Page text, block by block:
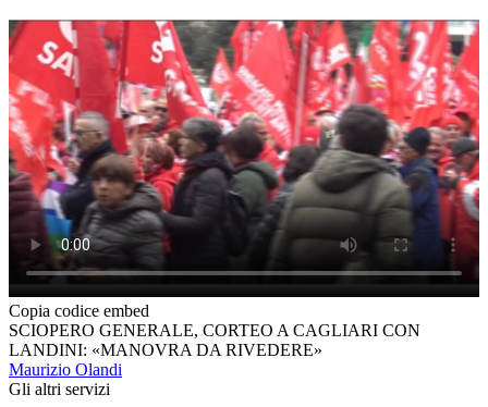
Copia codice embed
SCIOPERO GENERALE, CORTEO A CAGLIARI CON
LANDINI: «MANOVRA DA RIVEDERE»
Maurizio Olandi
Gli altri servizi